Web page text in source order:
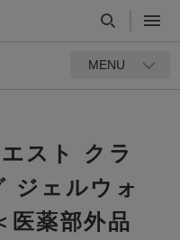
MENU
エスト クラ
ジェルウォ
医薬部外品